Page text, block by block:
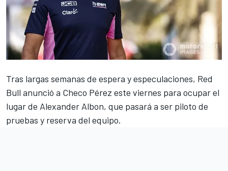
Tras largas semanas de espera y especulaciones, Red
Bull anunció a Checo Pérez este viernes para ocupar el
lugar de Alexander Albon, que pasará a ser piloto de
pruebas y reserva del equipo.